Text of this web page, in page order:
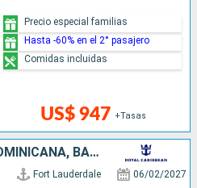
US$ 947 +Tasas
Precio especial familias
Hasta -60% en el 2° pasajero
Comidas incluidas
ARUBA, REPÚBLICA DOMINICANA, BAHAMAS, ESTADOS UNIDOS
Fort Lauderdale 06/02/2027